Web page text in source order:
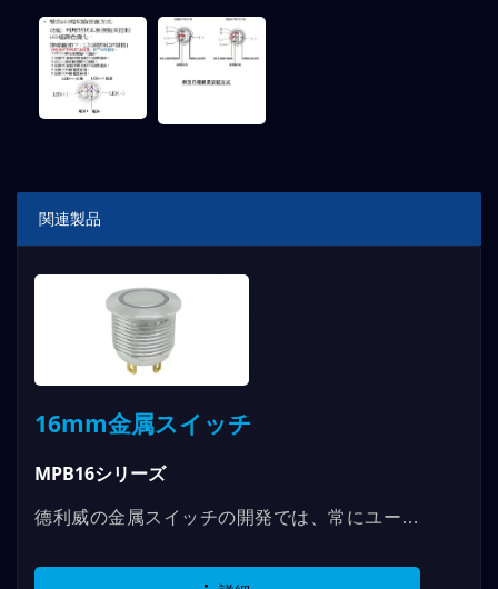
関連製品
16mm金属スイッチ
MPB16シリーズ
德利威の金属スイッチの開発では、常にユーザ
MPB16シリーズでは、より多くのお客様のた